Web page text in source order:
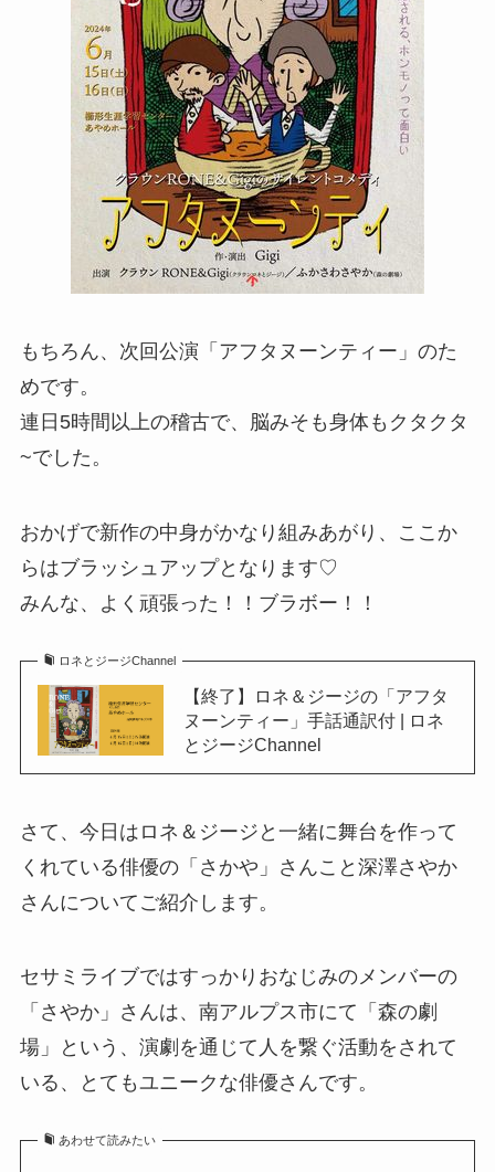
もちろん、次回公演「アフタヌーンティー」のた
めです。
連日5時間以上の稽古で、脳みそも身体もクタクタ
~でした。
おかげで新作の中身がかなり組みあがり、ここか
らはブラッシュアップとなります♡
みんな、よく頑張った！！ブラボー！！
ロネとジージChannel
【終了】ロネ＆ジージの「アフタ
ヌーンティー」手話通訳付 | ロネ
とジージChannel
さて、今日はロネ＆ジージと一緒に舞台を作って
くれている俳優の「さかや」さんこと深澤さやか
さんについてご紹介します。
セサミライブではすっかりおなじみのメンバーの
「さやか」さんは、南アルプス市にて「森の劇
場」という、演劇を通じて人を繋ぐ活動をされて
いる、とてもユニークな俳優さんです。
あわせて読みたい